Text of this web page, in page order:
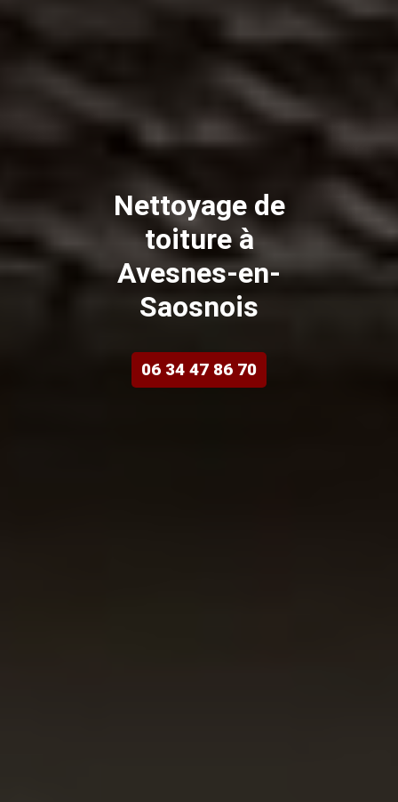
Nettoyage de
toiture à
Avesnes-en-
Saosnois
06 34 47 86 70